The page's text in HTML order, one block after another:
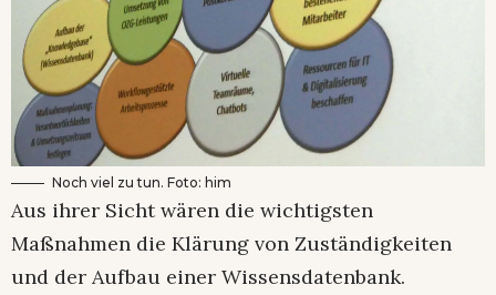
Noch viel zu tun. Foto: him
Aus ihrer Sicht wären die wichtigsten
Maßnahmen die Klärung von Zuständigkeiten
und der Aufbau einer Wissensdatenbank.